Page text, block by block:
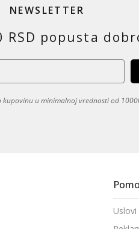
NEWSLETTER
RSD popusta
kupovinu u minimalnoj vrednosti od